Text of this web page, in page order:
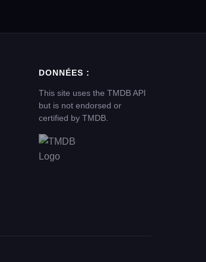
DONNÉES :
This site uses the TMDB API
but is not endorsed or
certified by TMDB.